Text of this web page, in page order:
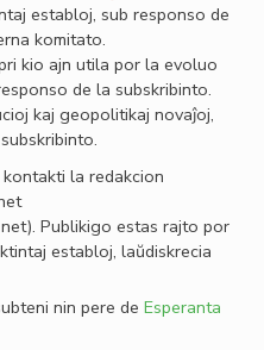
establoj, sub responso de
komitato.
kio ajn utila por la evoluo
de la subskribinto.
kaj geopolitikaj novaĵoj,
kontakti la redakcion
. Publikigo estas rajto por
establoj, laŭdiskrecia
nin pere de Esperanta